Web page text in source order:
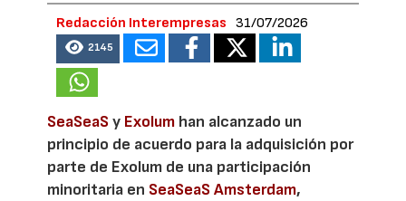
Redacción Interempresas 31/07/2026
2145
SeaSeaSy Exolum han alcanzado un
principio de acuerdo para la adquisición por
parte de Exolum de una participación
minoritaria en SeaSeaS Amsterdam,